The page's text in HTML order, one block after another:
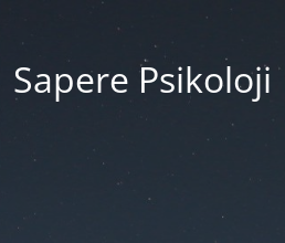
Sapere Psikoloji